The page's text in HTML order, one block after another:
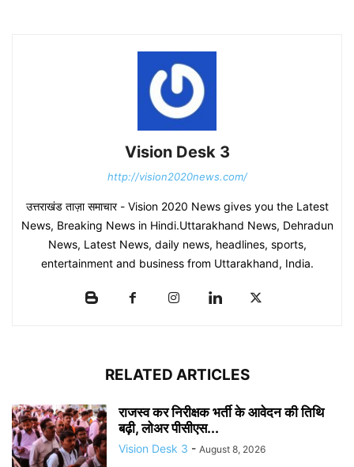
Vision Desk 3
http://vision2020news.com/
उत्तराखंड ताज़ा समाचार - Vision 2020 News gives you the Latest
News, Breaking News in Hindi.Uttarakhand News, Dehradun
News, Latest News, daily news, headlines, sports,
entertainment and business from Uttarakhand, India.
RELATED ARTICLES
राजस्व कर निरीक्षक भर्ती के आवेदन की तिथि
बढ़ी, लोअर पीसीएस...
Vision Desk 3 - August 8, 2026